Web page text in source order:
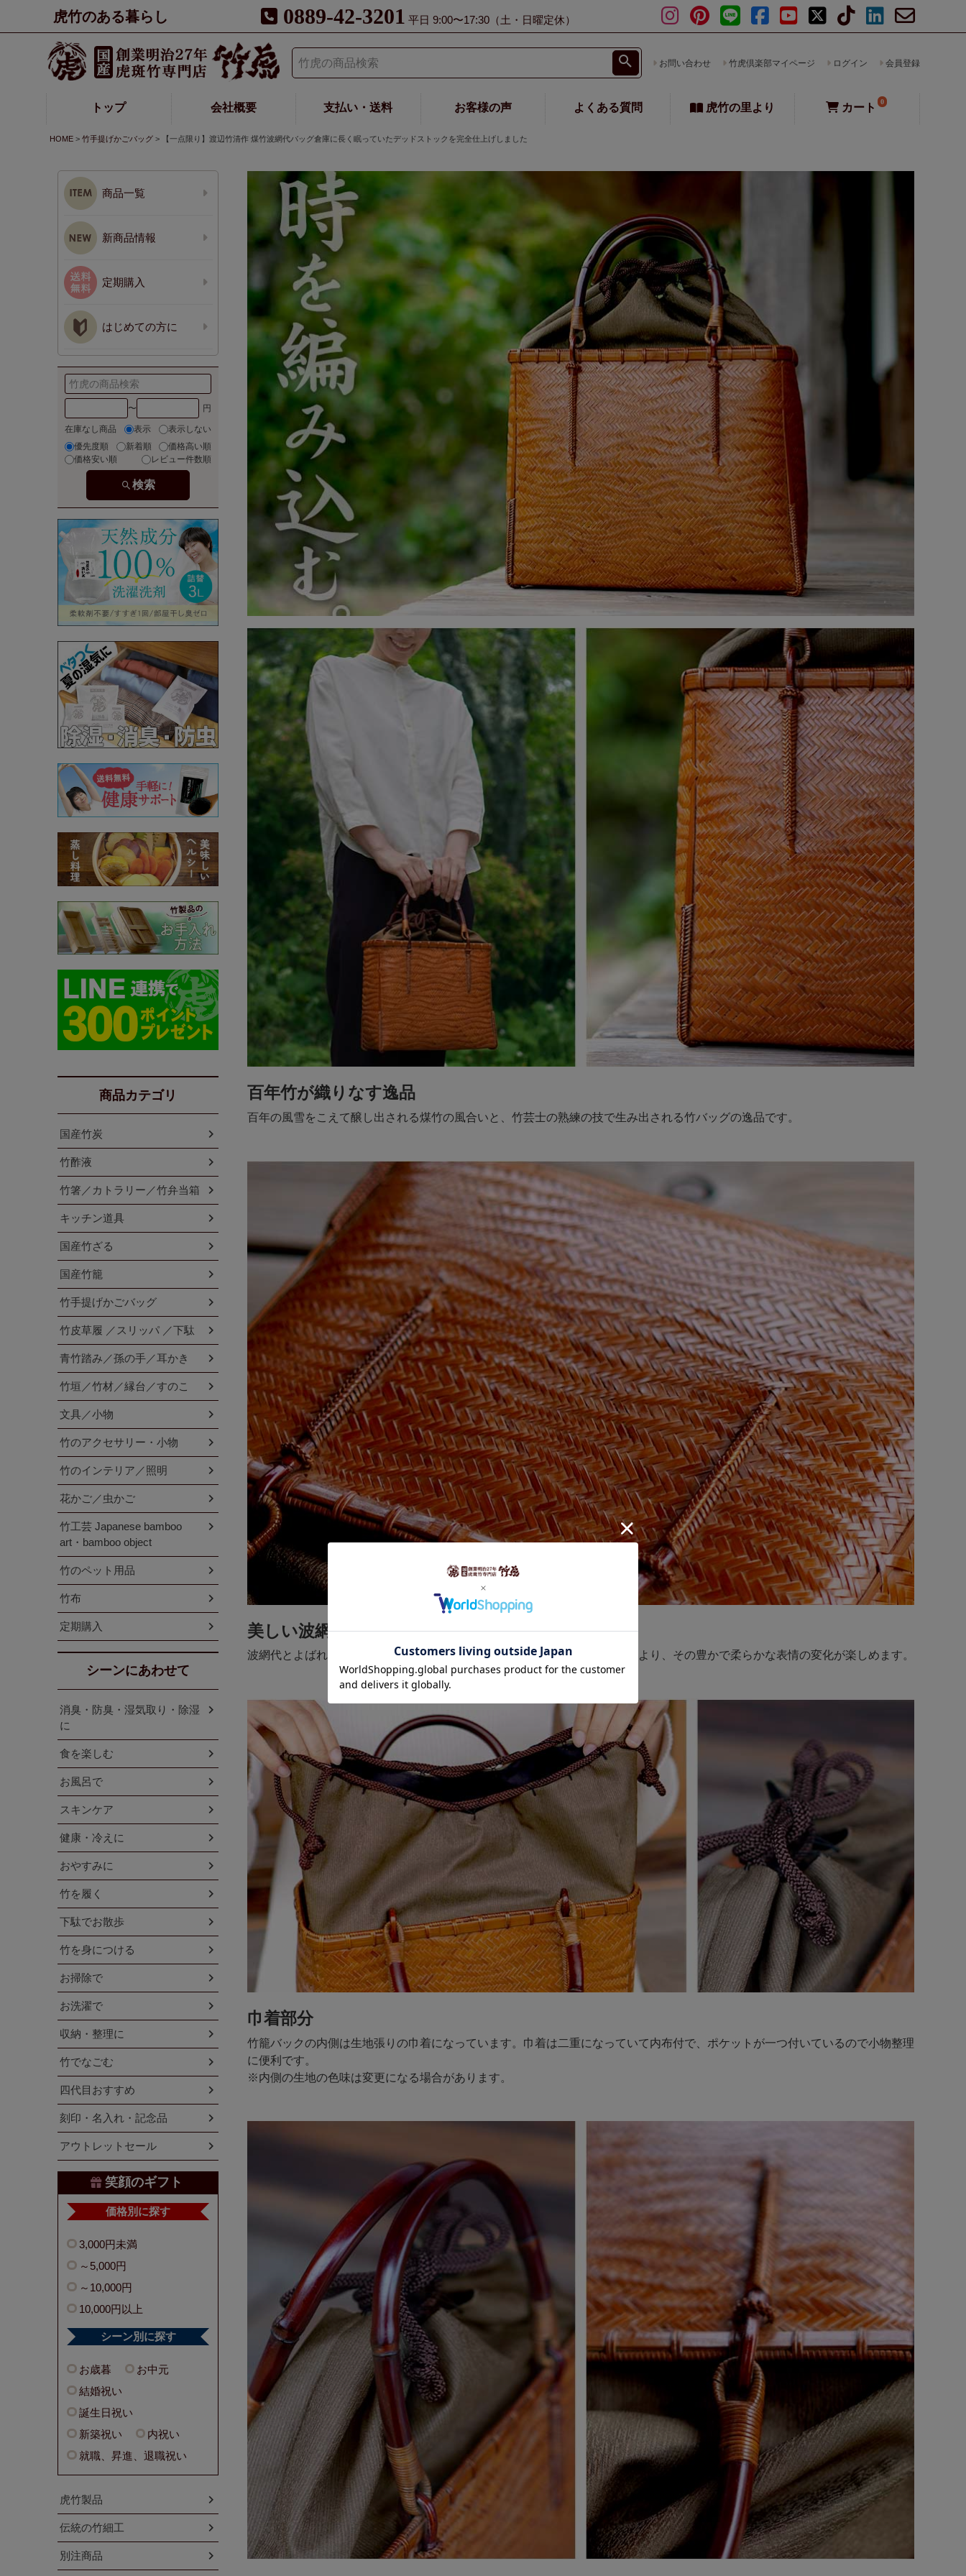
虎竹のある暮らし 0889-42-3201 平日 9:00〜17:30（土・日曜定休）
お問い合わせ 竹虎倶楽部マイページ ログイン 会員登録
トップ 会社概要 支払い・送料 お客様の声 よくある質問 虎竹の里より カート 0
HOME 竹手提げかごバッグ 【一点限り】渡辺竹清作 煤竹波網代バッグ倉庫に長く眠っていたデッドストックを完全仕上げしました
百年竹が織りなす逸品
百年の風雪をこえて醸し出される煤竹の風合いと、竹芸士の熟練の技で生み出される竹バッグの逸品です。
美しい波網代
波網代とよばれる技法で編み込まれています。見る角度により、光の加減により、その豊かで柔らかな表情の変化が楽しめます。
巾着部分
竹籠バックの内側は生地張りの巾着になっています。巾着は二重になっていて内布付で、ポケットが一つ付いているので小物整理
に便利です。
※内側の生地の色味は変更になる場合があります。
商品一覧
新商品情報
定期購入
はじめての方に
〜
在庫なし商品 表示
表示しない
優先度順
新着順
価格高い順
価格安い順
レビュー件数順
検索
商品カテゴリ
国産竹炭
竹酢液
竹箸／カトラリー／竹弁当箱
キッチン道具
国産竹ざる
国産竹籠
竹手提げかごバッグ
竹皮草履 ／スリッパ ／下駄
青竹踏み／孫の手／耳かき
竹垣／竹材／縁台／すのこ
文具／小物
竹のアクセサリー・小物
竹のインテリア／照明
花かご／虫かご
竹工芸 Japanese bamboo
art・bamboo object
竹のペット用品
竹布
定期購入
シーンにあわせて
消臭・防臭・湿気取り・除湿
に
食を楽しむ
お風呂で
スキンケア
健康・冷えに
おやすみに
竹を履く
下駄でお散歩
竹を身につける
お掃除で
お洗濯で
収納・整理に
竹でなごむ
四代目おすすめ
刻印・名入れ・記念品
アウトレットセール
笑顔のギフト
価格別に探す
3,000円未満
～5,000円
～10,000円
10,000円以上
シーン別に探す
お歳暮
お中元
結婚祝い
誕生日祝い
新築祝い
内祝い
就職、昇進、退職祝い
虎竹製品
伝統の竹細工
別注商品